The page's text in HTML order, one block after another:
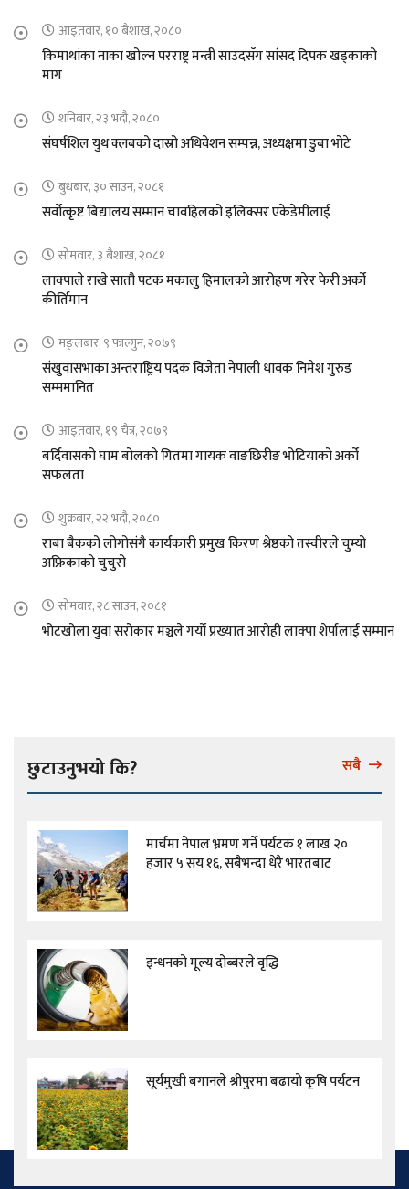
आइतवार, १० बैशाख, २०८०
किमाथांका नाका खोल्न परराष्ट्र मन्त्री साउदसँग सांसद दिपक खड्काको
माग
शनिबार, २३ भदौ, २०८०
संघर्षशिल युथ क्लबको दास्रो अधिवेशन सम्पन्न, अध्यक्षमा डुबा भोटे
बुधबार, ३० साउन, २०८१
सर्वोत्कृष्ट बिद्यालय सम्मान चावहिलको इलिक्सर एकेडेमीलाई
सोमवार, ३ बैशाख, २०८१
लाक्पाले राखे सातौ पटक मकालु हिमालको आरोहण गरेर फेरी अर्को
कीर्तिमान
मङ्लबार, ९ फाल्गुन, २०७९
संखुवासभाका अन्तराष्ट्रिय पदक विजेता नेपाली धावक निमेश गुरुङ
सम्ममानित
आइतवार, १९ चैत्र, २०७९
बर्दिवासको घाम बोलको गितमा गायक वाङछिरीङ भोटियाको अर्को
सफलता
शुक्रबार, २२ भदौ, २०८०
राबा बैकको लोगोसंगै कार्यकारी प्रमुख किरण श्रेष्ठको तस्वीरले चुम्यो
अफ्रिकाको चुचुरो
सोमवार, २८ साउन, २०८१
भोटखोला युवा सरोकार मञ्चले गर्यो प्रख्यात आरोही लाक्पा शेर्पालाई सम्मान
छुटाउनुभयो कि? सबै
मार्चमा नेपाल भ्रमण गर्ने पर्यटक १ लाख २०
हजार ५ सय १६, सबैभन्दा धेरै भारतबाट
इन्धनको मूल्य दोब्बरले वृद्धि
सूर्यमुखी बगानले श्रीपुरमा बढायो कृषि पर्यटन